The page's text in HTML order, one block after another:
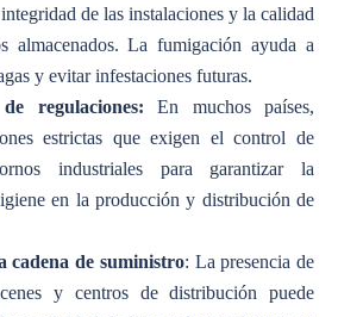
de las instalaciones y la calidad
almacenados. La fumigación ayuda a
y evitar infestaciones futuras.
regulaciones: En muchos países,
estrictas que exigen el control de
industriales para garantizar la
en la producción y distribución de
cadena de suministro: La presencia de
y centros de distribución puede